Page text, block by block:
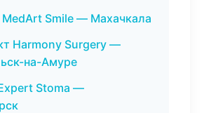
Smile — Махачкала
Harmony Surgery —
на-Амуре
Stoma —